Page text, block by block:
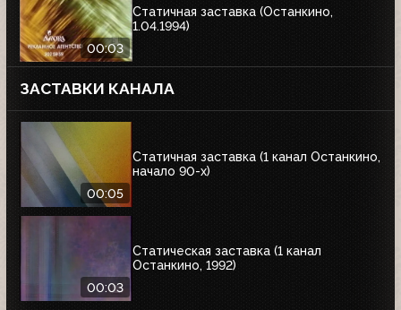
00:03
Статичная заставка (Останкино,
1.04.1994)
ЗАСТАВКИ КАНАЛА
00:05
Статичная заставка (1 канал Останкино,
начало 90-х)
00:03
Статическая заставка (1 канал
Останкино, 1992)